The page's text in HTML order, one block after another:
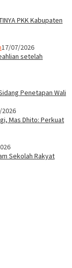
PKK Kabupaten
17/07/2026
setelah
Penetapan Wali
Mas Dhito: Perkuat
Sekolah Rakyat